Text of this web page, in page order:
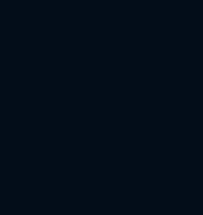
og reducér samtidigt klorforbruget
til 70%.